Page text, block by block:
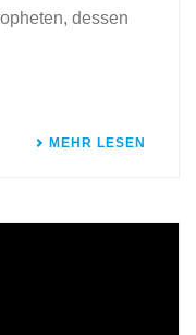
dessen
MEHR LESEN